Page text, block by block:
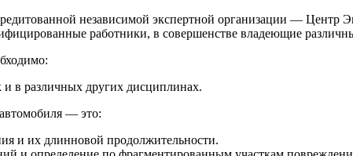
независимой экспертной организации —
работники, в совершенстве владеющие
и в различных других дисциплинах.
― это:
и их длинновой продолжительности.